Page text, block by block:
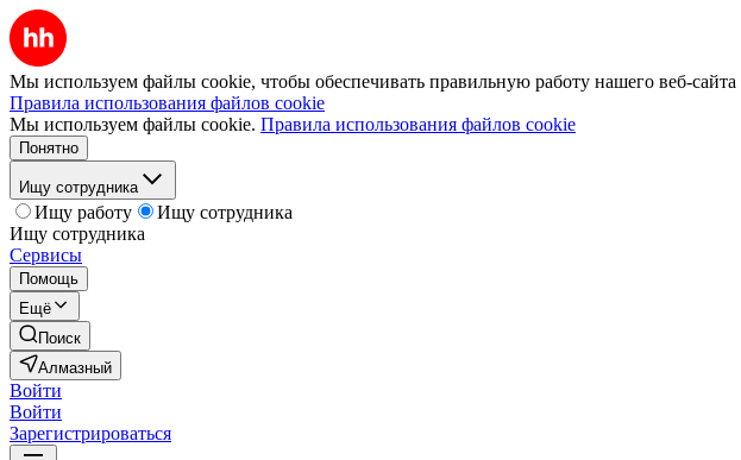
Мы используем файлы cookie, чтобы обеспечивать правильную работу нашего веб-сайта
Правила использования файлов cookie
Мы используем файлы cookie. Правила использования файлов cookie
Понятно
Ищу сотрудника
Ищу работу
Ищу сотрудника
Ищу сотрудника
Сервисы
Помощь
Ещё
Поиск
Алмазный
Войти
Войти
Зарегистрироваться